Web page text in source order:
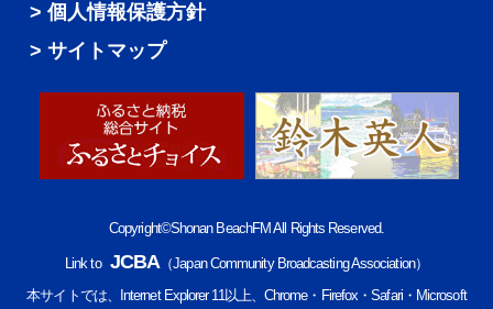
個人情報保護方針
サイトマップ
Copyright©Shonan BeachFM All Rights Reserved.
Link to JCBA（Japan Community Broadcasting Association）
本サイトでは、Internet Explorer 11以上、Chrome・Firefox・Safari・Microsoft